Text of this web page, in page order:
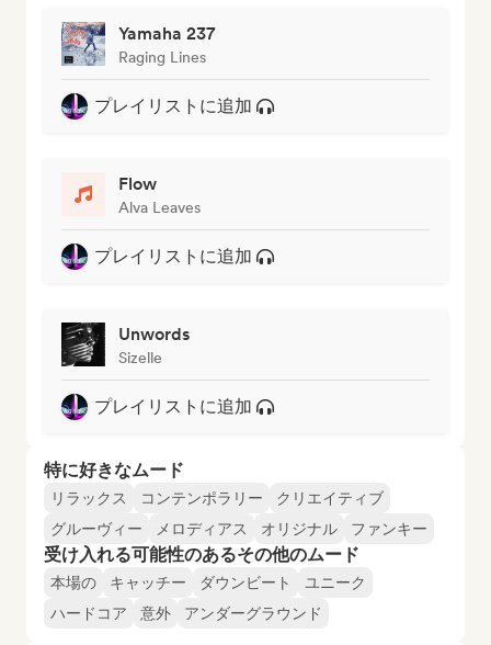
Yamaha 237
Raging Lines
プレイリストに追加
Flow
Alva Leaves
プレイリストに追加
Unwords
Sizelle
プレイリストに追加
特に好きなムード
リラックス コンテンポラリー
クリエイティブ
グルーヴィー
メロディアス オリジナル ファンキー
受け入れる可能性のあるその他のムード
本場の キャッチー ダウンビート
ユニーク
ハードコア
意外 アンダーグラウンド